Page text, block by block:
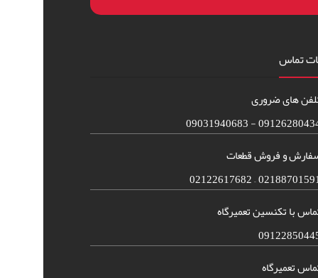
تماس
های ضروری
09126280434 -
و فروش قطعات
02188701591 –
با تکنسین تعمیرگاه
تعمیرگاه